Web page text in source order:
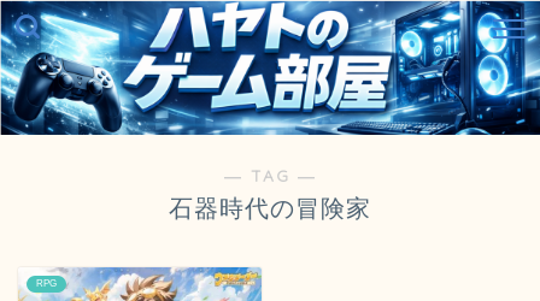
― TAG ―
石器時代の冒険家
RPG